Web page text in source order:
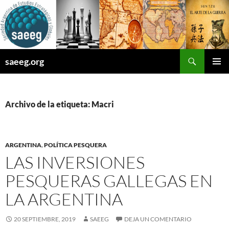
Saltar
al
contenido
saeeg.org
Archivo de la etiqueta: Macri
ARGENTINA,POLÍTICA PESQUERA
LAS INVERSIONES
PESQUERAS GALLEGAS EN
LA ARGENTINA
20 SEPTIEMBRE, 2019 SAEEG DEJA UN COMENTARIO